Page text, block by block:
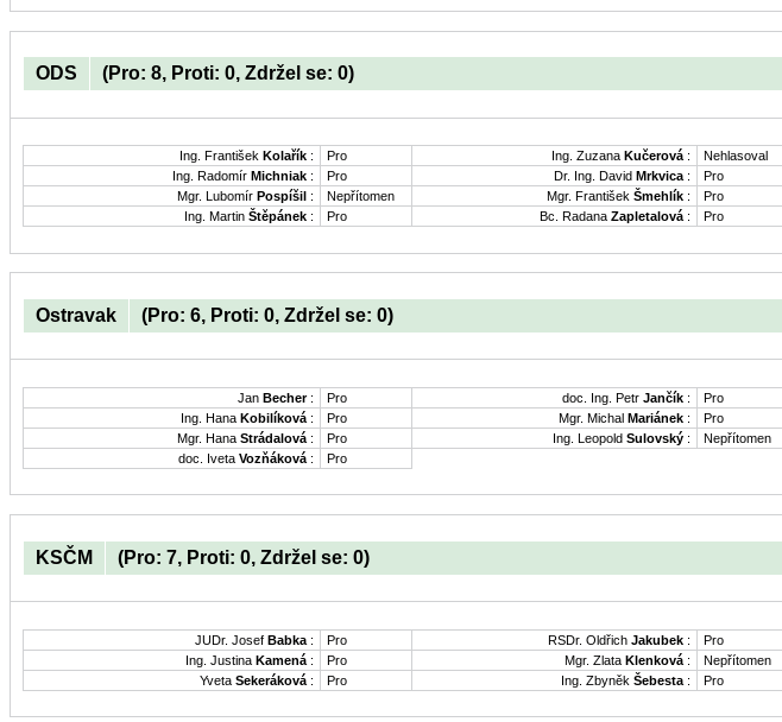
ODS (Pro: 8, Proti: 0, Zdržel se: 0)
Ing. František Kolařík : Pro Ing. Zuzana Kučerová: Nehlasoval
Ing. Radomír Michniak : Pro Dr. Ing. David Mrkvica: Pro
Mgr. Lubomír Pospíšil : Nepřítomen Mgr. František Šmehlík : Pro
Ing. Martin Štěpánek : Pro Bc. Radana Zapletalová: Pro
Ostravak (Pro: 6, Proti: 0, Zdržel se: 0)
Jan Becher: Pro doc. Ing. Petr Jančík : Pro
Ing. Hana Kobilíková : Pro Mgr. Michal Mariánek : Pro
Mgr. Hana Strádalová : Pro Ing. Leopold Sulovský : Nepřítomen
doc. Iveta Vozňáková : Pro
KSČM (Pro: 7, Proti: 0, Zdržel se: 0)
JUDr. Josef Babka : Pro RSDr. Oldřich Jakubek : Pro
Ing. Justina Kamená : Pro Mgr. Zlata Klenková : Nepřítomen
Yveta Sekeráková : Pro Ing. Zbyněk Šebesta : Pro